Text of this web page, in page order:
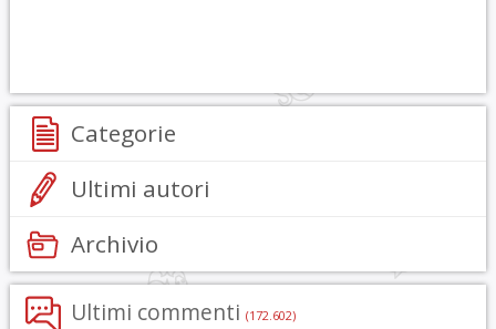
Categorie
Ultimi autori
Archivio
Ultimi commenti (172.602)